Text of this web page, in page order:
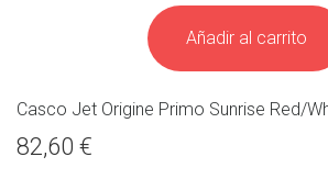
Añadir al carrito
Casco Jet Origine Primo Sunrise Red/
82,60 €